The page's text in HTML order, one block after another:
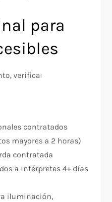
para
verifica:
contratados
mayores a 2 horas)
contratada
a intérpretes 4+ días
iluminación,